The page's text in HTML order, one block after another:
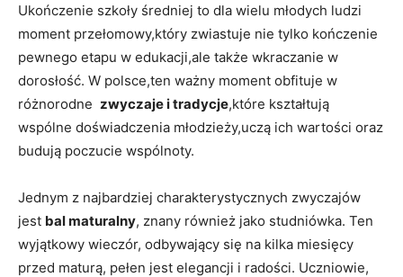
Ukończenie szkoły średniej to dla wielu młodych ludzi
moment przełomowy,który​ zwiastuje nie ‌tylko kończenie
pewnego etapu w edukacji,ale także wkraczanie w
dorosłość. W polsce,ten ważny moment obfituje w
różnorodne ​ zwyczaje i tradycje,które ‌kształtują‌
wspólne‍ doświadczenia młodzieży,uczą ich⁢ wartości oraz
budują poczucie wspólnoty.
Jednym z⁢ najbardziej charakterystycznych⁣ zwyczajów
jest bal maturalny, znany również jako studniówka. Ten
wyjątkowy wieczór, odbywający się na kilka miesięcy
przed ⁤maturą, pełen jest elegancji i radości. Uczniowie,